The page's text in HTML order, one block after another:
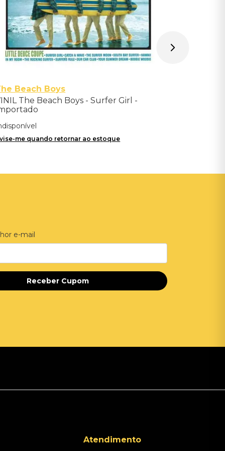
Beach Boys
The Beach Boys - Surfer Girl -
me quando retornar ao estoque
e-mail
Receber Cupom
Atendimento